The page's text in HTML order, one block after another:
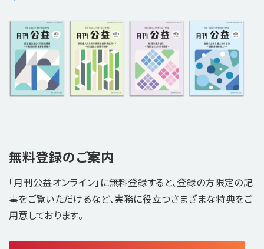
無料登録のご案内
「月刊公益オンライン」に無料登録すると、登録の方限定の記
事をご覧いただけるなど、実務に役立つさまざまな特典をご
用意しております。